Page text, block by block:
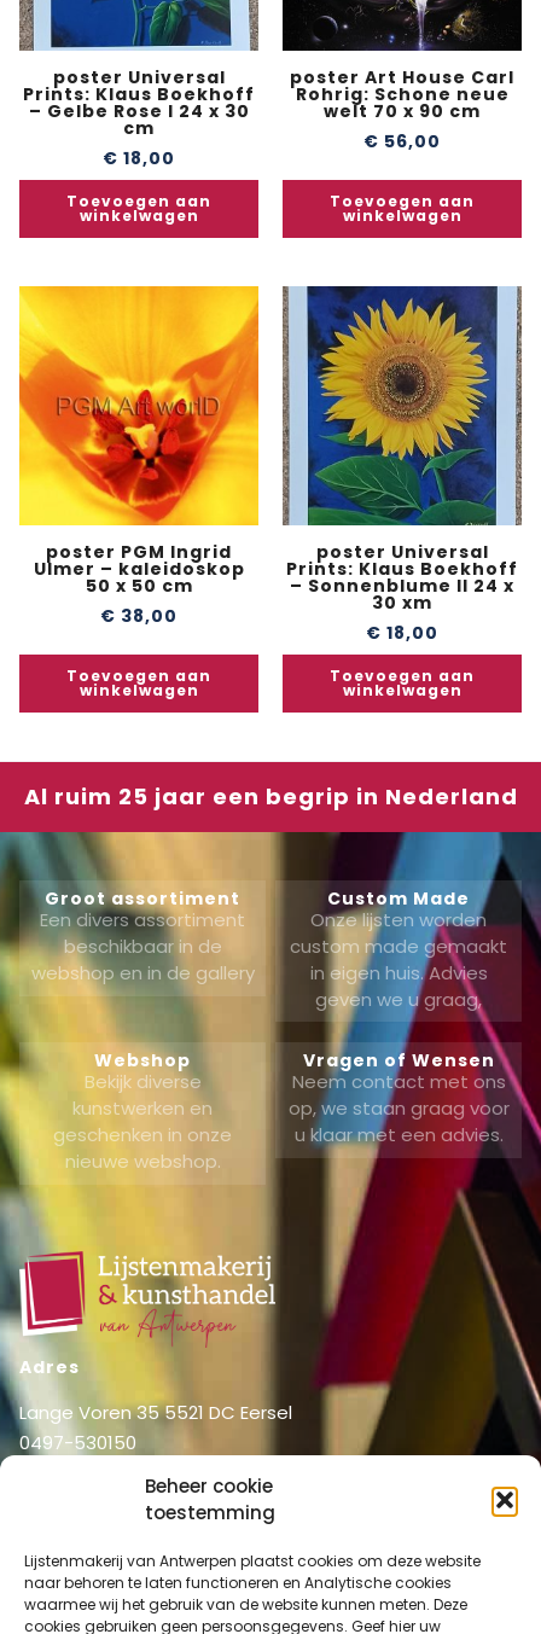
Beheer cookie
toestemming
Lijstenmakerij van Antwerpen plaatst cookies om deze website
naar behoren te laten functioneren en Analytische cookies
waarmee wij het gebruik van de website kunnen meten. Deze
cookies gebruiken geen persoonsgegevens. Geef hier uw
poster Universal
Prints: Klaus Boekhoff
– Gelbe Rose I 24 x 30
cm
€ 18,00
Toevoegen aan
winkelwagen
poster Art House Carl
Rohrig: Schone neue
welt 70 x 90 cm
€ 56,00
Toevoegen aan
winkelwagen
poster PGM Ingrid
Ulmer – kaleidoskop
50 x 50 cm
€ 38,00
Toevoegen aan
winkelwagen
poster Universal
Prints: Klaus Boekhoff
– Sonnenblume II 24 x
30 xm
€ 18,00
Toevoegen aan
winkelwagen
Al ruim 25 jaar een begrip in Nederland
Groot assortiment
Een divers assortiment
beschikbaar in de
webshop en in de gallery
Custom Made
Onze lijsten worden
custom made gemaakt
in eigen huis. Advies
geven we u graag,
Webshop
Bekijk diverse
kunstwerken en
geschenken in onze
nieuwe webshop.
Vragen of Wensen
Neem contact met ons
op, we staan graag voor
u klaar met een advies.
Adres
Lange Voren 35 5521 DC Eersel
0497-530150
info@lijstenmakerij vanantwerpen.nl
Home
Over ons
Shop
Shop